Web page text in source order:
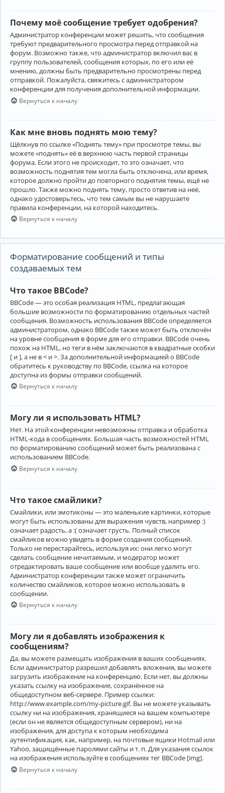
Почему моё сообщение требует одобрения?
Администратор конференции может решить, что сообщения
требуют предварительного просмотра перед отправкой на
форум. Возможно также, что администратор включил вас в
группу пользователей, сообщения которых, по его или её
мнению, должны быть предварительно просмотрены перед
отправкой. Пожалуйста, свяжитесь с администратором
конференции для получения дополнительной информации.
Вернуться к началу
Как мне вновь поднять мою тему?
Щёлкнув по ссылке «Поднять тему» при просмотре темы, вы
можете «поднять» её в верхнюю часть первой страницы
форума. Если этого не происходит, то это означает, что
возможность поднятия тем могла быть отключена, или время,
которое должно пройти до повторного поднятия темы, ещё не
прошло. Также можно поднять тему, просто ответив на неё,
однако удостоверьтесь, что тем самым вы не нарушаете
правила конференции, на которой находитесь.
Вернуться к началу
Форматирование сообщений и типы
создаваемых тем
Что такое BBCode?
BBCode — это особая реализация HTML, предлагающая
большие возможности по форматированию отдельных частей
сообщения. Возможность использования BBCode определяется
администратором, однако BBCode также может быть отключён
на уровне сообщения в форме для его отправки. BBCode очень
похож на HTML, но теги в нём заключаются в квадратные скобки
[ и ], а не в < и >. За дополнительной информацией о BBCode
обратитесь к руководству по BBCode, ссылка на которое
доступна из формы отправки сообщений.
Вернуться к началу
Могу ли я использовать HTML?
Нет. На этой конференции невозможны отправка и обработка
HTML-кода в сообщениях. Большая часть возможностей HTML
по форматированию сообщений может быть реализована с
использованием BBCode.
Вернуться к началу
Что такое смайлики?
Смайлики, или эмотиконы — это маленькие картинки, которые
могут быть использованы для выражения чувств, например :)
означает радость, а :( означает грусть. Полный список
смайликов можно увидеть в форме создания сообщений.
Только не перестарайтесь, используя их: они легко могут
сделать сообщение нечитаемым, и модератор может
отредактировать ваше сообщение или вообще удалить его.
Администратор конференции также может ограничить
количество смайликов, которое можно использовать в
сообщении.
Вернуться к началу
Могу ли я добавлять изображения к
сообщениям?
Да, вы можете размещать изображения в ваших сообщениях.
Если администратор разрешил добавлять вложения, вы можете
загрузить изображение на конференцию. Если нет, вы должны
указать ссылку на изображение, сохранённое на
общедоступном веб-сервере. Пример ссылки:
http://www.example.com/my-picture.gif. Вы не можете указывать
ссылку ни на изображения, хранящиеся на вашем компьютере
(если он не является общедоступным сервером), ни на
изображения, для доступа к которым необходима
аутентификация, как, например, на почтовые ящики Hotmail или
Yahoo, защищённые паролями сайты и т. п. Для указания ссылок
на изображения используйте в сообщениях тег BBCode [img].
Вернуться к началу